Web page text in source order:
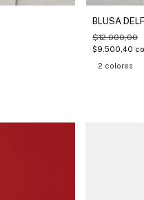
BLUSA
$12.000,00
$9.500,40
2 colores